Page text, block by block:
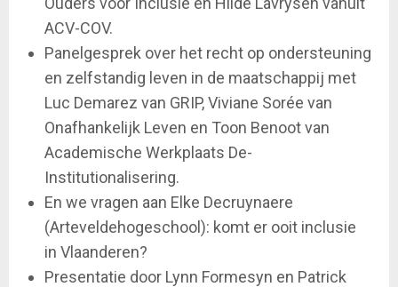
ACV-COV.
Panelgesprek over het recht op ondersteuning
en zelfstandig leven in de maatschappij met
Luc Demarez van GRIP, Viviane Sorée van
Onafhankelijk Leven en Toon Benoot van
Academische Werkplaats De-
Institutionalisering.
En we vragen aan Elke Decruynaere
(Arteveldehogeschool): komt er ooit inclusie
in Vlaanderen?
Presentatie door Lynn Formesyn en Patrick